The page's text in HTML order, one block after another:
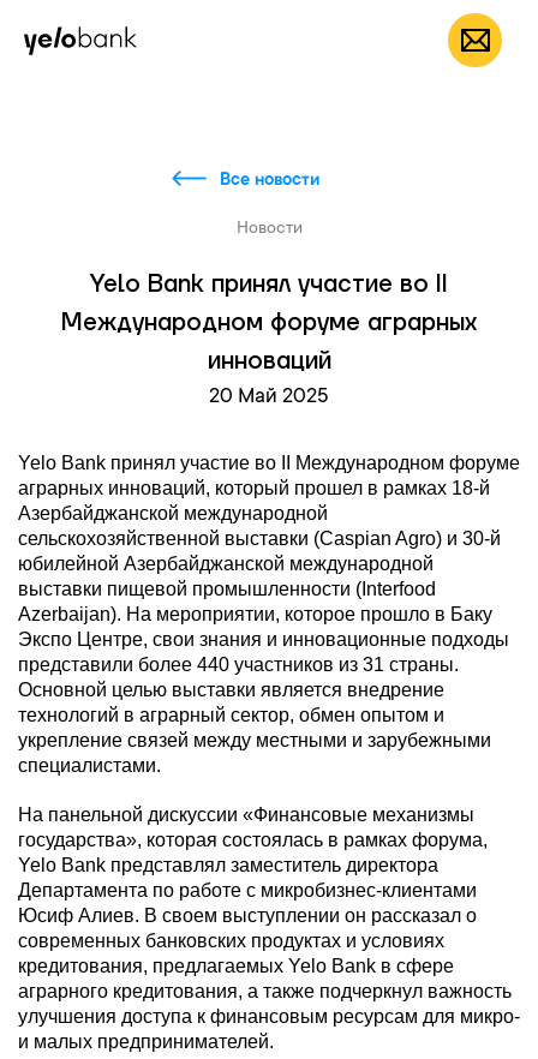
Частным лицам RU
Все новости
Новости
Yelo Bank принял участие во II
Международном форуме аграрных
инноваций
20 Май 2025
Yelo Bank принял участие во II Международном форуме
аграрных инноваций, который прошел в рамках 18-й
Азербайджанской международной
сельскохозяйственной выставки (Caspian Agro) и 30-й
юбилейной Азербайджанской международной
выставки пищевой промышленности (Interfood
Azerbaijan). На мероприятии, которое прошло в Баку
Экспо Центре, свои знания и инновационные подходы
представили более 440 участников из 31 страны.
Основной целью выставки является внедрение
технологий в аграрный сектор, обмен опытом и
укрепление связей между местными и зарубежными
специалистами.
На панельной дискуссии «Финансовые механизмы
государства», которая состоялась в рамках форума,
Yelo Bank представлял заместитель директора
Департамента по работе с микробизнес-клиентами
Юсиф Алиев. В своем выступлении он рассказал о
современных банковских продуктах и условиях
кредитования, предлагаемых Yelo Bank в сфере
аграрного кредитования, а также подчеркнул важность
улучшения доступа к финансовым ресурсам для микро-
и малых предпринимателей.